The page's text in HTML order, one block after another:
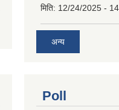
मिति: 12/24/2025 -
अन्य
Poll